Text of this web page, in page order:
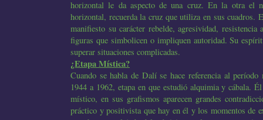
horizontal le da aspecto de una cruz. En la otra el
horizontal, recuerda la cruz que utiliza en sus cuadros.
manifiesto su carácter rebelde, agresividad, resistencia
figuras que simbolicen o impliquen autoridad. Su
superar situaciones complicadas.
¿Etapa Mística?
Cuando se habla de Dalí se hace referencia al período
1944 a 1962, etapa en que estudió alquimia y cábala.
místico, en sus grafismos aparecen grandes
práctico y positivista que hay en él y los momentos de